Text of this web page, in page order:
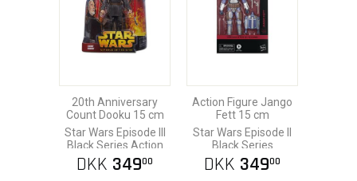
20th Anniversary
Count Dooku 15 cm
Star Wars Episode III
Black Series Action
Figure
DKK 34900
Action Figure Jango
Fett 15 cm
Star Wars Episode II
Black Series
DKK 34900